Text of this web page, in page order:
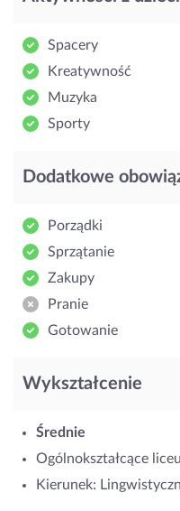
Spacery
Kreatywność
Muzyka
Sporty
Dodatkowe
Porządki
Sprzątanie
Zakupy
Pranie
Gotowanie
Wykształcenie
Średnie
Ogólnokształcące
Kierunek: